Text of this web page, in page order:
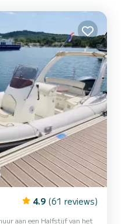
4.9 (61 reviews)